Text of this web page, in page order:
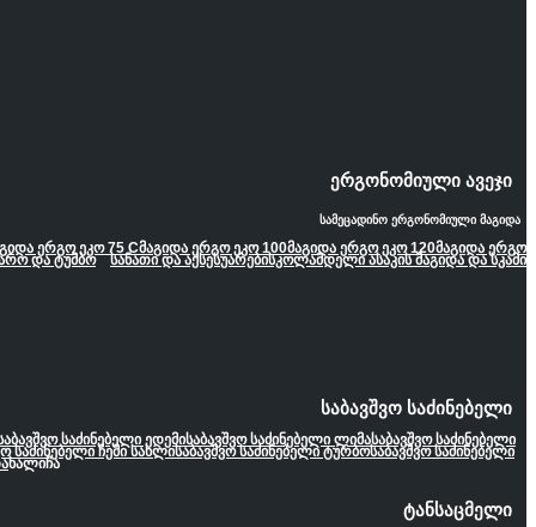
ერგონომიული ავეჯი
სამეცადინო ერგონომიული მაგიდა
ერგო ეკო 75 Cმაგიდა ერგო ეკო 100მაგიდა ერგო ეკო 120მაგიდა ერგო
და ტუმბო სანათი და აქსესუარებისკოლამდელი ასაკის მაგიდა და სკამი
საბავშვო საძინებელი
საძინებელი ედემისაბავშვო საძინებელი ლიმასაბავშვო საძინებელი
საძინებელი ჩემი სახლისაბავშვო საძინებელი ტურბოსაბავშვო საძინებელი
ხალიჩა
ტანსაცმელი